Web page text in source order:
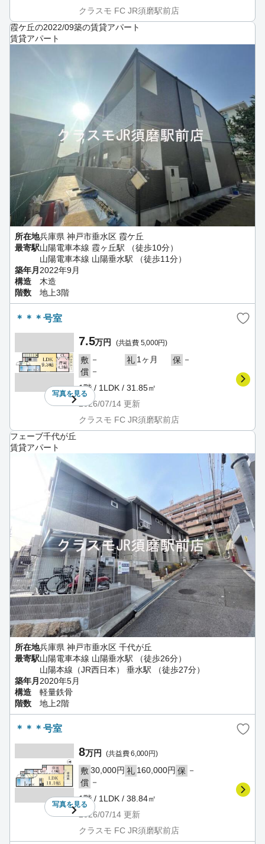
クラスモ FC JR須磨駅前店
霞ケ丘の2022/09築の賃貸アパート
賃貸アパート
所在地兵庫県 神戸市垂水区 霞ケ丘
最寄駅山陽電車本線 霞ヶ丘駅 （徒歩10分）
山陽電車本線 山陽垂水駅 （徒歩11分）
築年月 2022年9月
構造
木造
階数
地上3階
＊＊＊号室
写真を見る
7.5万円 (共益費 5,000円)
敷 － 礼 1ヶ月 保 －
償 －
1階 / 1LDK / 31.85㎡
2026/07/14 更新
クラスモ FC JR須磨駅前店
フェーブ千代が丘
賃貸アパート
所在地兵庫県 神戸市垂水区 千代が丘
最寄駅山陽電車本線 山陽垂水駅 （徒歩26分）
山陽本線（JR西日本） 垂水駅 （徒歩27分）
築年月 2020年5月
構造
軽量鉄骨
階数
地上2階
＊＊＊号室
写真を見る
8万円 (共益費 6,000円)
敷30,000円 礼 160,000円 保 －
償 －
1階 / 1LDK / 38.84㎡
2026/07/14 更新
クラスモ FC JR須磨駅前店